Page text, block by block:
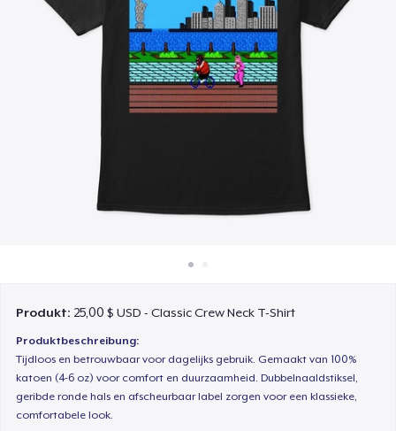
Überall verkaufen
Etwas verkaufen
Produkt: 25,00 $ USD - Classic Crew Neck T-Shirt
Produktbeschreibung:
Tijdloos en betrouwbaar voor dagelijks gebruik. Gemaakt van 100%
katoen (4-6 oz) voor comfort en duurzaamheid. Dubbelnaaldstiksel,
geribde ronde hals en afscheurbaar label zorgen voor een klassieke,
comfortabele look.